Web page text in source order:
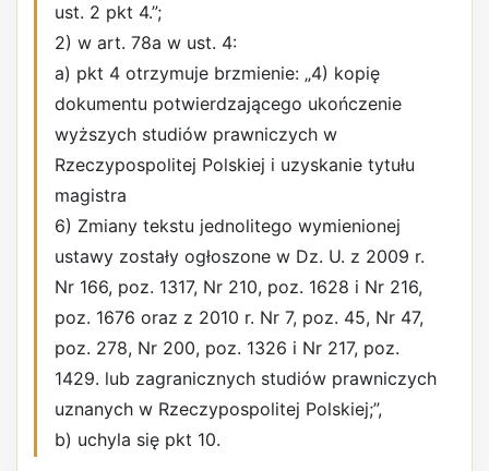
ust. 2 pkt 4.”;
2) w art. 78a w ust. 4:
a) pkt 4 otrzymuje brzmienie: „4) kopię
dokumentu potwierdzającego ukończenie
wyższych studiów prawniczych w
Rzeczypospolitej Polskiej i uzyskanie tytułu
magistra
6) Zmiany tekstu jednolitego wymienionej
ustawy zostały ogłoszone w Dz. U. z 2009 r.
Nr 166, poz. 1317, Nr 210, poz. 1628 i Nr 216,
poz. 1676 oraz z 2010 r. Nr 7, poz. 45, Nr 47,
poz. 278, Nr 200, poz. 1326 i Nr 217, poz.
1429. lub zagranicznych studiów prawniczych
uznanych w Rzeczypospolitej Polskiej;”,
b) uchyla się pkt 10.